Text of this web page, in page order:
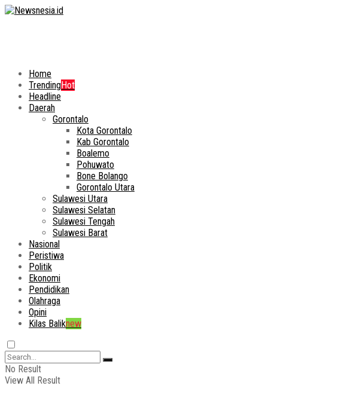
Home
TrendingHot
Headline
Daerah
Gorontalo
Kota Gorontalo
Kab Gorontalo
Boalemo
Pohuwato
Bone Bolango
Gorontalo Utara
Sulawesi Utara
Sulawesi Selatan
Sulawesi Tengah
Sulawesi Barat
Nasional
Peristiwa
Politik
Ekonomi
Pendidikan
Olahraga
Opini
Kilas Baliknew
No Result
View All Result